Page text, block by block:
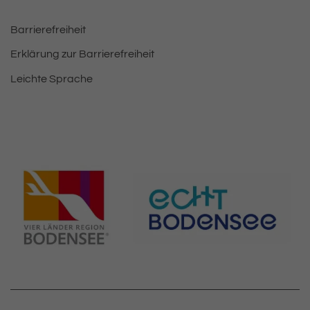
Barrierefreiheit
Erklärung zur Barrierefreiheit
Leichte Sprache